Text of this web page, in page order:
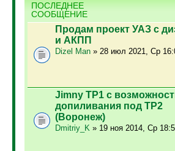
ПОСЛЕДНЕЕ
СООБЩЕНИЕ
Продам проект УАЗ с
и АКПП
Dizel Man» 28 июл 2021, Ср
Jimny ТР1 с
допиливания под ТР2
(Воронеж)
Dmitriy_K» 19 ноя 2014, Ср